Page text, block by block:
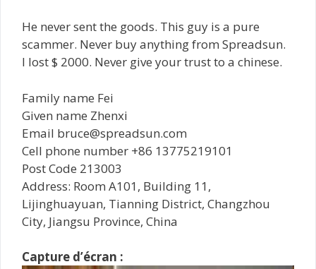
He never sent the goods. This guy is a pure
scammer. Never buy anything from Spreadsun.
I lost $ 2000. Never give your trust to a chinese.
Family name Fei
Given name Zhenxi
Email bruce@spreadsun.com
Cell phone number +86 13775219101
Post Code 213003
Address: Room A101, Building 11,
Lijinghuayuan, Tianning District, Changzhou
City, Jiangsu Province, China
Capture d’écran :